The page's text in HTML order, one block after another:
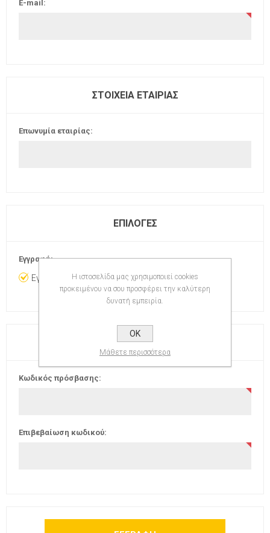
E-mail:
ΣΤΟΙΧΕΊΑ ΕΤΑΙΡΊΑΣ
Επωνυμία εταιρίας:
ΕΠΙΛΟΓΈΣ
Εγγραφή:
Εγγραφή στο newsletter
Ο ΚΩΔΙΚΌΣ ΠΡΌΣΒΑΣΗΣ
Κωδικός πρόσβασης:
Επιβεβαίωση κωδικού:
Η ιστοσελίδα μας χρησιμοποιεί cookies
προκειμένου να σου προσφέρει την καλύτερη
δυνατή εμπειρία.
OK
Μάθετε περισσότερα